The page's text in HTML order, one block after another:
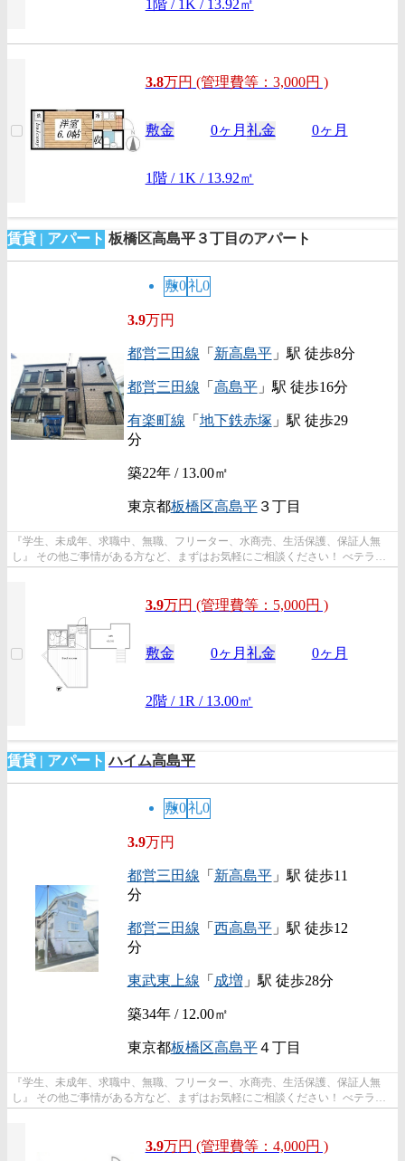
1階 / 1K / 13.92㎡
3.8万円 (管理費等：3,000円 )
敷金 0ヶ月 礼金 0ヶ月
1階 / 1K / 13.92㎡
賃貸 | アパート 板橋区高島平３丁目のアパート
敷0礼0
3.9万円
都営三田線 「 新高島平」駅 徒歩8分
都営三田線 「 高島平」駅 徒歩16分
有楽町線 「 地下鉄赤塚 」駅 徒歩29
分
築22年 / 13.00㎡
東京都板橋区高島平３丁目
『学生、未成年、求職中、無職、フリーター、水商売、生活保護、保証人無
し』 その他ご事情がある方など、まずはお気軽にご相談ください！ べテラン
スタッフが対応致しますのでご希望...
3.9万円 (管理費等：5,000円 )
敷金 0ヶ月 礼金 0ヶ月
2階 / 1R / 13.00㎡
賃貸 | アパート ハイム高島平
敷0礼0
3.9万円
都営三田線 「 新高島平」駅 徒歩11
分
都営三田線 「 西高島平」駅 徒歩12
分
東武東上線 「 成増 」駅 徒歩28分
築34年 / 12.00㎡
東京都板橋区高島平４丁目
『学生、未成年、求職中、無職、フリーター、水商売、生活保護、保証人無
し』 その他ご事情がある方など、まずはお気軽にご相談ください！ べテラン
3.9万円 (管理費等：4,000円 )